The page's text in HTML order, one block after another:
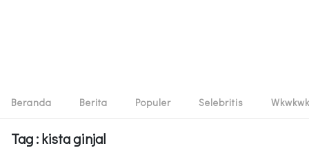
Beranda Berita Populer Selebritis Wkwkwk
Tag : kista ginjal